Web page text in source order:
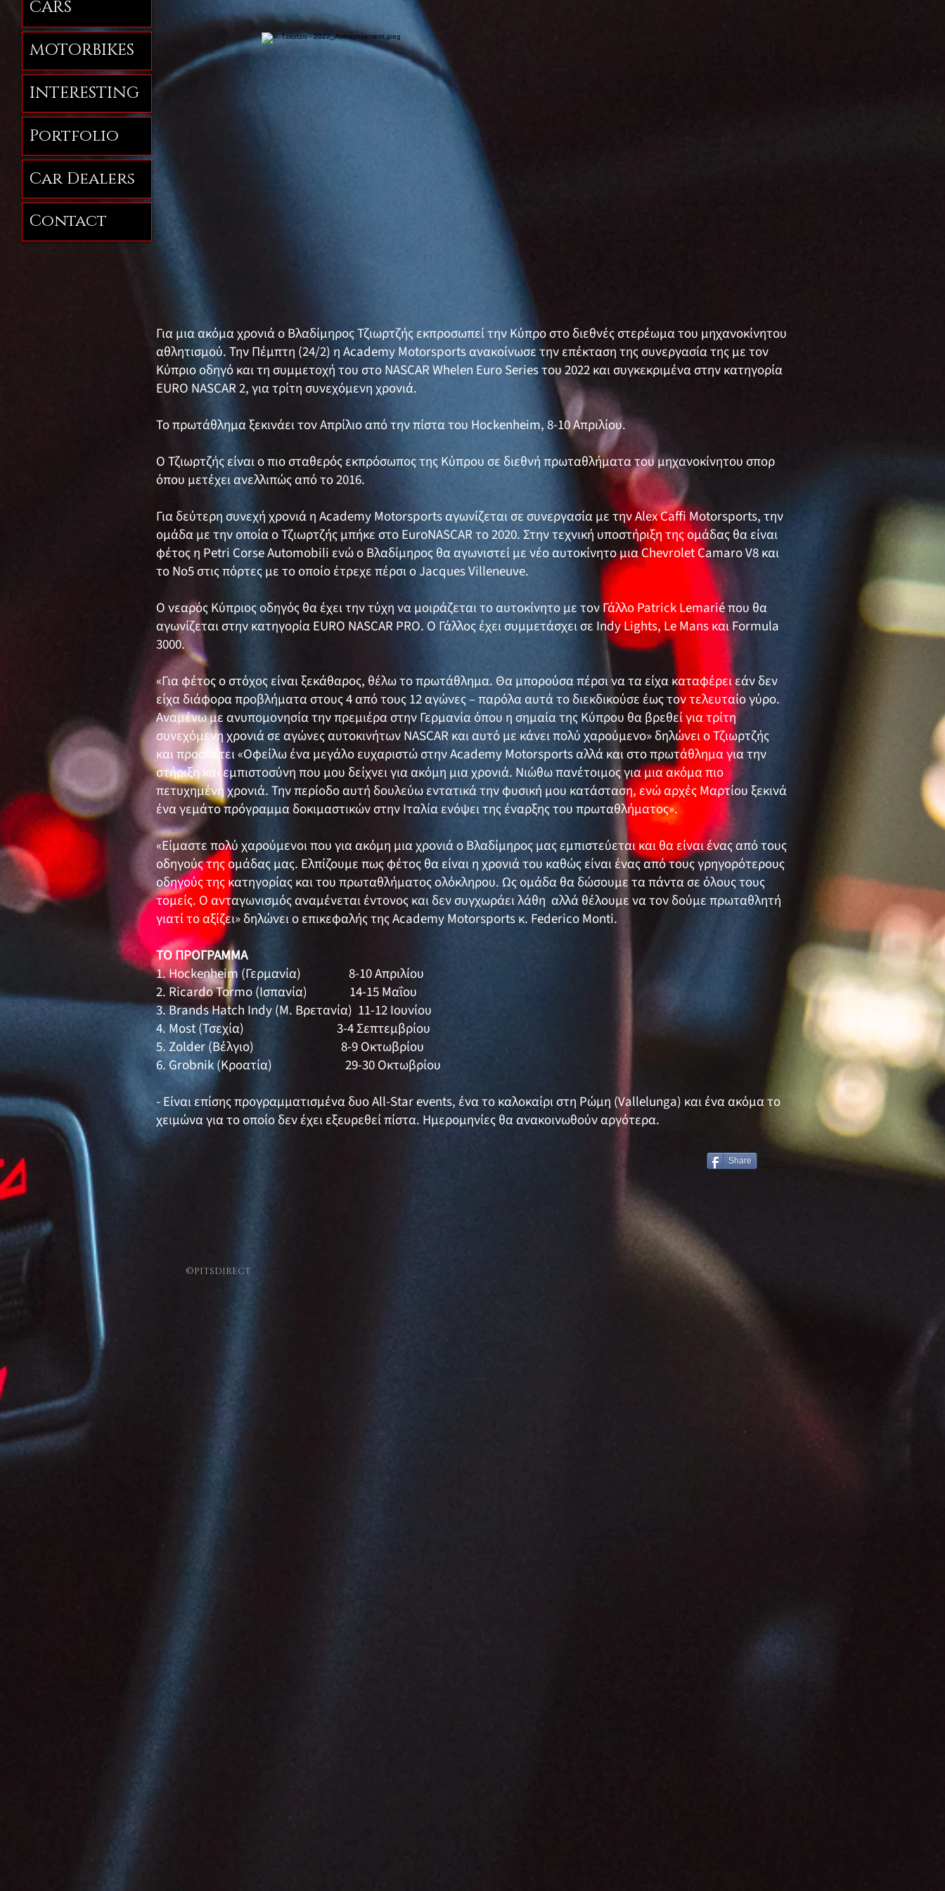
CARS
MOTORBIKES
INTERESTING
Portfolio
Car Dealers
Contact
Για μια ακόμα χρονιά ο Βλαδίμηρος Τζιωρτζής εκπροσωπεί την Κύπρο στο διεθνές στερέωμα του μηχανοκίνητου
αθλητισμού. Την Πέμπτη (24/2) η Academy Motorsports ανακοίνωσε την επέκταση της συνεργασία της με τον
Κύπριο οδηγό και τη συμμετοχή του στο NASCAR Whelen Euro Series του 2022 και συγκεκριμένα στην κατηγορία
EURO NASCAR 2, για τρίτη συνεχόμενη χρονιά.
Το πρωτάθλημα ξεκινάει τον Απρίλιο από την πίστα του Ηockenheim, 8-10 Απριλίου.
Ο Τζιωρτζής είναι ο πιο σταθερός εκπρόσωπος της Κύπρου σε διεθνή πρωταθλήματα του μηχανοκίνητου σπορ
όπου μετέχει ανελλιπώς από το 2016.
Για δεύτερη συνεχή χρονιά η Academy Motorsports αγωνίζεται σε συνεργασία με την Alex Caffi Motorsports, την
ομάδα με την οποία ο Τζιωρτζής μπήκε στο EuroNASCAR το 2020. Στην τεχνική υποστήριξη της ομάδας θα είναι
φέτος η Petri Corse Automobili ενώ ο Βλαδίμηρος θα αγωνιστεί με νέο αυτοκίνητο μια Chevrolet Camaro V8 και
το Νο5 στις πόρτες με το οποίο έτρεχε πέρσι ο Jacques Villeneuve.
Ο νεαρός Κύπριος οδηγός θα έχει την τύχη να μοιράζεται το αυτοκίνητο με τον Γάλλο Patrick Lemarié που θα
αγωνίζεται στην κατηγορία EURO NASCAR PRO. Ο Γάλλος έχει συμμετάσχει σε Indy Lights, Le Mans και Formula
3000.
«Για φέτος ο στόχος είναι ξεκάθαρος, θέλω το πρωτάθλημα. Θα μπορούσα πέρσι να τα είχα καταφέρει εάν δεν
είχα διάφορα προβλήματα στους 4 από τους 12 αγώνες – παρόλα αυτά το διεκδικούσε έως τον τελευταίο γύρο.
Αναμένω με ανυπομονησία την πρεμιέρα στην Γερμανία όπου η σημαία της Κύπρου θα βρεθεί για τρίτη
συνεχόμενη χρονιά σε αγώνες αυτοκινήτων NASCAR και αυτό με κάνει πολύ χαρούμενο» δηλώνει ο Τζιωρτζής
και προσθέτει «Οφείλω ένα μεγάλο ευχαριστώ στην Academy Motorsports αλλά και στο πρωτάθλημα για την
στήριξη και εμπιστοσύνη που μου δείχνει για ακόμη μια χρονιά. Νιώθω πανέτοιμος για μια ακόμα πιο
πετυχημένη χρονιά. Την περίοδο αυτή δουλεύω εντατικά την φυσική μου κατάσταση, ενώ αρχές Μαρτίου ξεκινά
ένα γεμάτο πρόγραμμα δοκιμαστικών στην Ιταλία ενόψει της έναρξης του πρωταθλήματος».
«Είμαστε πολύ χαρούμενοι που για ακόμη μια χρονιά ο Βλαδίμηρος μας εμπιστεύεται και θα είναι ένας από τους
οδηγούς της ομάδας μας. Ελπίζουμε πως φέτος θα είναι η χρονιά του καθώς είναι ένας από τους γρηγορότερους
οδηγούς της κατηγορίας και του πρωταθλήματος ολόκληρου. Ως ομάδα θα δώσουμε τα πάντα σε όλους τους
τομείς. Ο ανταγωνισμός αναμένεται έντονος και δεν συγχωράει λάθη αλλά θέλουμε να τον δούμε πρωταθλητή
γιατί το αξίζει» δηλώνει ο επικεφαλής της Academy Motorsports κ. Federico Monti.
ΤΟ ΠΡΟΓΡΑΜΜΑ
1. Ηockenheim (Γερμανία) 8-10 Απριλίου
2. Ricardo Tormo (Ισπανία) 14-15 Μαΐου
3. Brands Hatch Indy (Μ. Βρετανία) 11-12 Ιουνίου
4. Most (Τσεχία) 3-4 Σεπτεμβρίου
5. Zolder (Βέλγιο) 8-9 Οκτωβρίου
6. Grobnik (Κροατία) 29-30 Οκτωβρίου
- Είναι επίσης προγραμματισμένα δυο All-Star events, ένα το καλοκαίρι στη Ρώμη (Vallelunga) και ένα ακόμα το
χειμώνα για το οποίο δεν έχει εξευρεθεί πίστα. Ημερομηνίες θα ανακοινωθούν αργότερα.
Share
©PITSDIRECT